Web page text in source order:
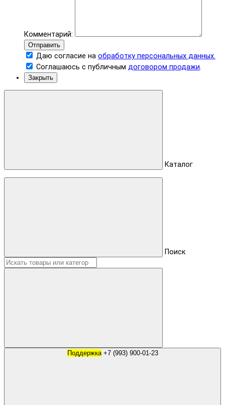
Комментарий:
Отправить
Даю согласие на обработку персональных данных.
Соглашаюсь с публичным договором продажи.
Закрыть
Каталог
Поиск
Поддержка +7 (993) 900-01-23